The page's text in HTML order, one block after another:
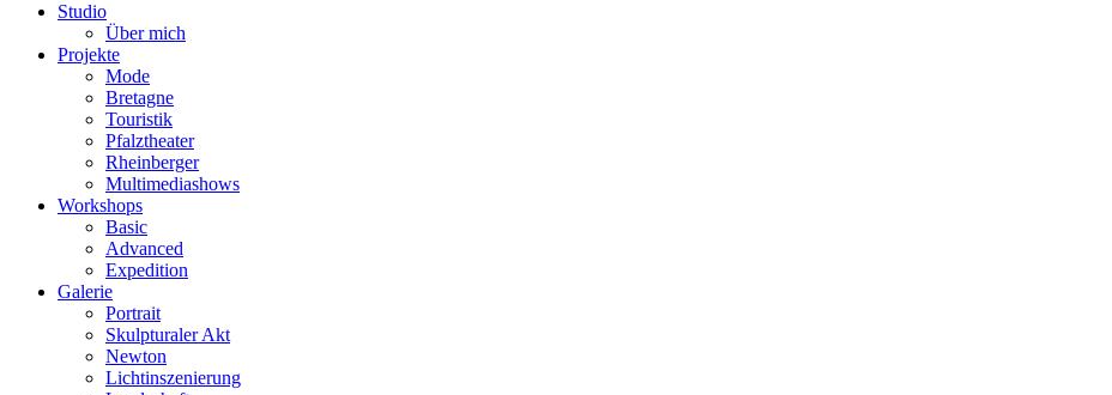
Studio
Über mich
Projekte
Mode
Bretagne
Touristik
Pfalztheater
Rheinberger
Multimediashows
Workshops
Basic
Advanced
Expedition
Galerie
Portrait
Skulpturaler Akt
Newton
Lichtinszenierung